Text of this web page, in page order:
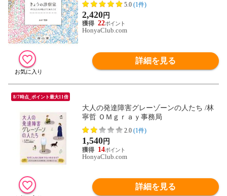
5.0 (1件)
2,420円
22
HonyaClub.com
詳細を見る
8/7時点_ポイント最大11倍
大人の発達障害グレーゾーンの人たち /林
寧哲 ＯＭｇｒａｙ事務局
2.0 (1件)
1,540円
14
HonyaClub.com
詳細を見る